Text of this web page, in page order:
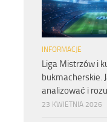
INFORMACJE
Liga Mistrzów i
bukmacherskie.
analizować i
23 KWIETNIA 2026